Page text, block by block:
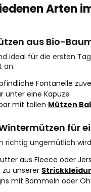
Arten
aus Bio-
ideal für die ersten
an.
Fontanelle
unter eine Kapuze
mit tollen Mützen
für
richtig ungemütlich
aus Fleece oder
zu unserer
mit Bommeln oder